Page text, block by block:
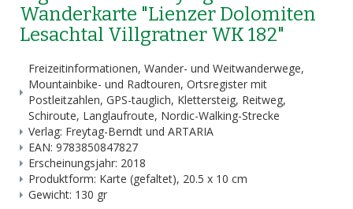
Wanderkarte "Lienzer Dolomiten
Lesachtal Villgratner WK 182"
Freizeitinformationen, Wander- und Weitwanderwege,
Mountainbike- und Radtouren, Ortsregister mit
Postleitzahlen, GPS-tauglich, Klettersteig, Reitweg,
Schiroute, Langlaufroute, Nordic-Walking-Strecke
Verlag: Freytag-Berndt und ARTARIA
EAN: 9783850847827
Erscheinungsjahr: 2018
Produktform: Karte (gefaltet), 20.5 x 10 cm
Gewicht: 130 gr